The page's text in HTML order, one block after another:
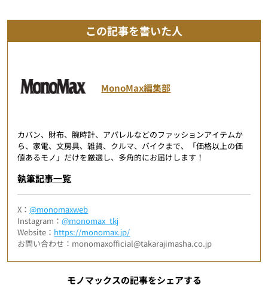
この記事を書いた人
MonoMax編集部
カバン、財布、腕時計、アパレルなどのファッションアイテムか
ら、家電、文房具、雑貨、クルマ、バイクまで、「価格以上の価
値あるモノ」だけを厳選し、多角的にお届けします！
執筆記事一覧
X：@monomaxweb
Instagram：@monomax_tkj
Website： https://monomax.jp/
お問い合わせ：monomaxofficial@takarajimasha.co.jp
モノマックスの記事をシェアする